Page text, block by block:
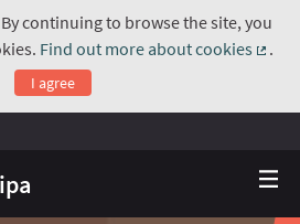
continuing to browse the site, you
Find out more about cookies
.
I agree